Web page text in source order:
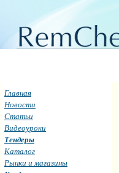
Главная
Новости
Статьи
Видеоуроки
Тендеры
Каталог
Рынки и магазины